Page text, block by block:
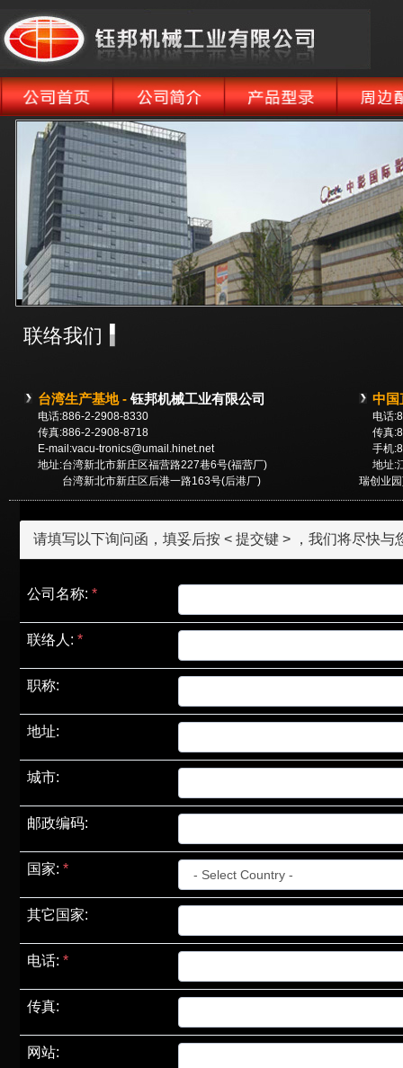
联络我们
台湾生产基地 - 钰邦机械工业有限公司
电话:886-2-2908-8330
传真:886-2-2908-8718
E-mail:vacu-tronics@umail.hinet.net
地址:台湾新北市新庄区福营路227巷6号(福营厂)
台湾新北市新庄区后港一路163号(后港厂)
中
电话
传真
手机
地址:
瑞创业